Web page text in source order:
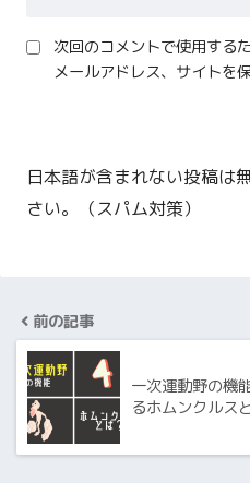
次回のコメントで使用する
メールアドレス、サイトを保
日本語が含まれない投稿は
さい。（スパム対策）
前の記事
一次運動野の機
るホムンクルス